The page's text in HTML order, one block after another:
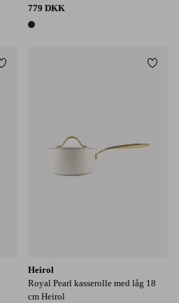
779 DKK
1 farve
Tilføj til favoritter
Heirol
Royal Pearl kasserolle med låg 18
cm Heirol